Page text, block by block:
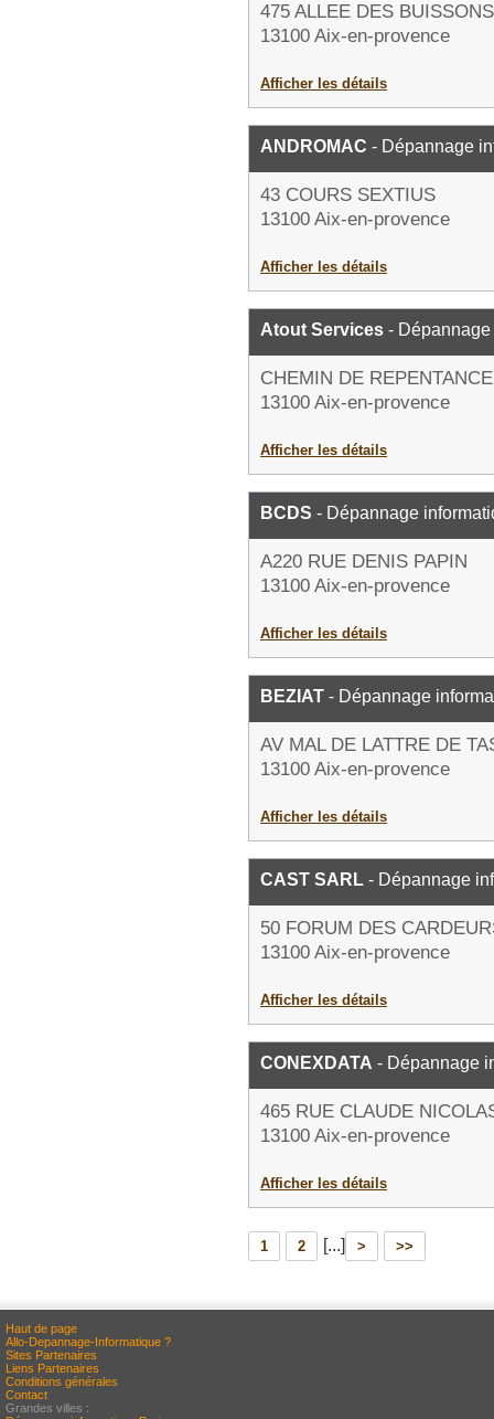
475 ALLEE DES
13100 Aix-en-provence
Afficher les détails
ANDROMAC - Dépannage
43 COURS SEXTIUS
13100 Aix-en-provence
Afficher les détails
Atout Services -
CHEMIN DE REPENTANCE
13100 Aix-en-provence
Afficher les détails
BCDS - Dépannage
A220 RUE DENIS PAPIN
13100 Aix-en-provence
Afficher les détails
BEZIAT - Dépannage
AV MAL DE LATTRE DE
13100 Aix-en-provence
Afficher les détails
CAST SARL - Dépannage
50 FORUM DES
13100 Aix-en-provence
Afficher les détails
CONEXDATA - Dépannage
465 RUE CLAUDE
13100 Aix-en-provence
Afficher les détails
1 2 [...] > >>
Haut de page
Allo-Depannage-Informatique ?
Sites Partenaires
Liens Partenaires
Conditions générales
Contact
Grandes villes :